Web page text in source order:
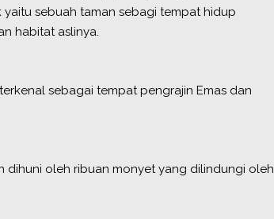
sebuah taman sebagi tempat hidup
habitat aslinya.
sebagai tempat pengrajin Emas dan
dihuni oleh ribuan monyet yang dilindungi oleh